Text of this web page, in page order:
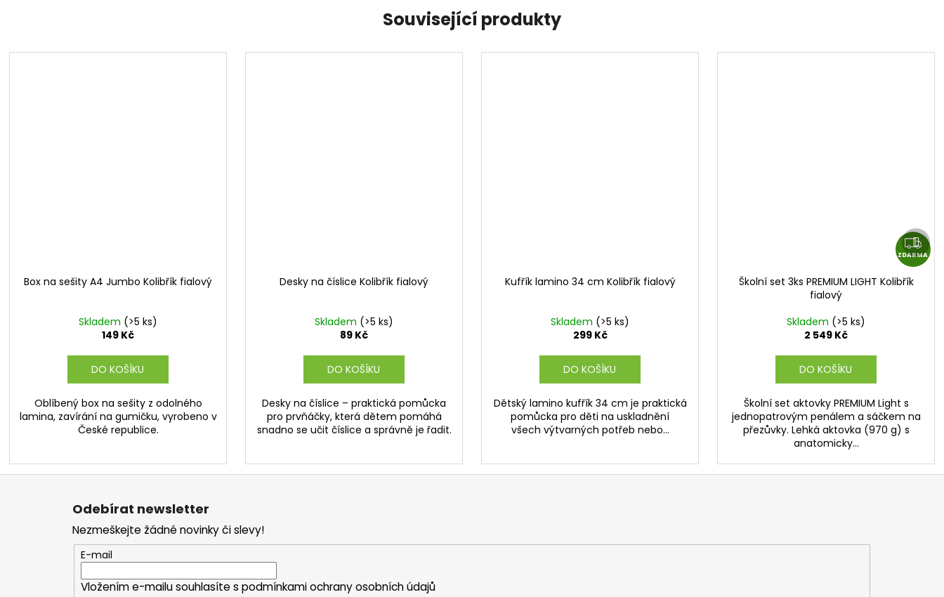
Související produkty
Box na sešity A4 Jumbo Kolibřík fialový
Skladem (>5 ks)
149 Kč
DO KOŠÍKU
Oblíbený box na sešity z odolného
lamina, zavírání na gumičku, vyrobeno v
České republice.
Desky na číslice Kolibřík fialový
Skladem (>5 ks)
89 Kč
DO KOŠÍKU
Desky na číslice – praktická pomůcka
pro prvňáčky, která dětem pomáhá
snadno se učit číslice a správně je řadit.
Kufřík lamino 34 cm Kolibřík fialový
Skladem (>5 ks)
299 Kč
DO KOŠÍKU
Dětský lamino kufřík 34 cm je praktická
pomůcka pro děti na uskladnění
všech výtvarných potřeb nebo...
Z
D
ZDARMA
Školní set 3ks PREMIUM LIGHT Kolibřík
fialový
Skladem (>5 ks)
2 549 Kč
DO KOŠÍKU
Školní set aktovky PREMIUM Light s
jednopatrovým penálem a sáčkem na
přezůvky. Lehká aktovka (970 g) s
anatomicky...
Další
Z
Odebírat newsletter
Nezmeškejte žádné novinky či slevy!
E-mail
Vložením e-mailu souhlasíte s podmínkami ochrany osobních údajů